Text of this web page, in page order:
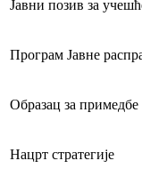
Јавни позив за
Програм Јавне
Образац за примедбе
Нацрт стратегије